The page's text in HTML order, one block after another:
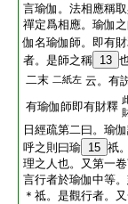
言瑜伽。法相應稱
禪定爲相應。瑜伽
伽名瑜伽師。即有
者。是師之稱 13
二末 二紙左 云。有
有瑜伽師即有財釋
日經疏第二曰。瑜
呼之則曰瑜 15 祇
理之人也。又第一
言行者於瑜伽中等
＊祗。是觀行者。